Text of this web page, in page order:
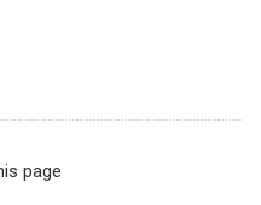
page